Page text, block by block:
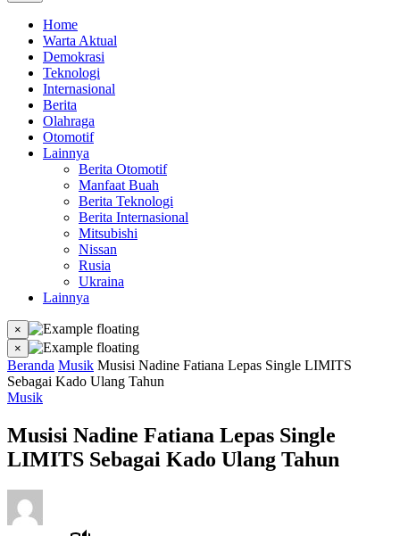
Home
Warta Aktual
Demokrasi
Teknologi
Internasional
Berita
Olahraga
Otomotif
Lainnya
Berita Otomotif
Manfaat Buah
Berita Teknologi
Berita Internasional
Mitsubishi
Nissan
Rusia
Ukraina
Lainnya
×
×
Beranda Musik Musisi Nadine Fatiana Lepas Single LIMITS
Sebagai Kado Ulang Tahun
Musik
Musisi Nadine Fatiana Lepas Single
LIMITS Sebagai Kado Ulang Tahun